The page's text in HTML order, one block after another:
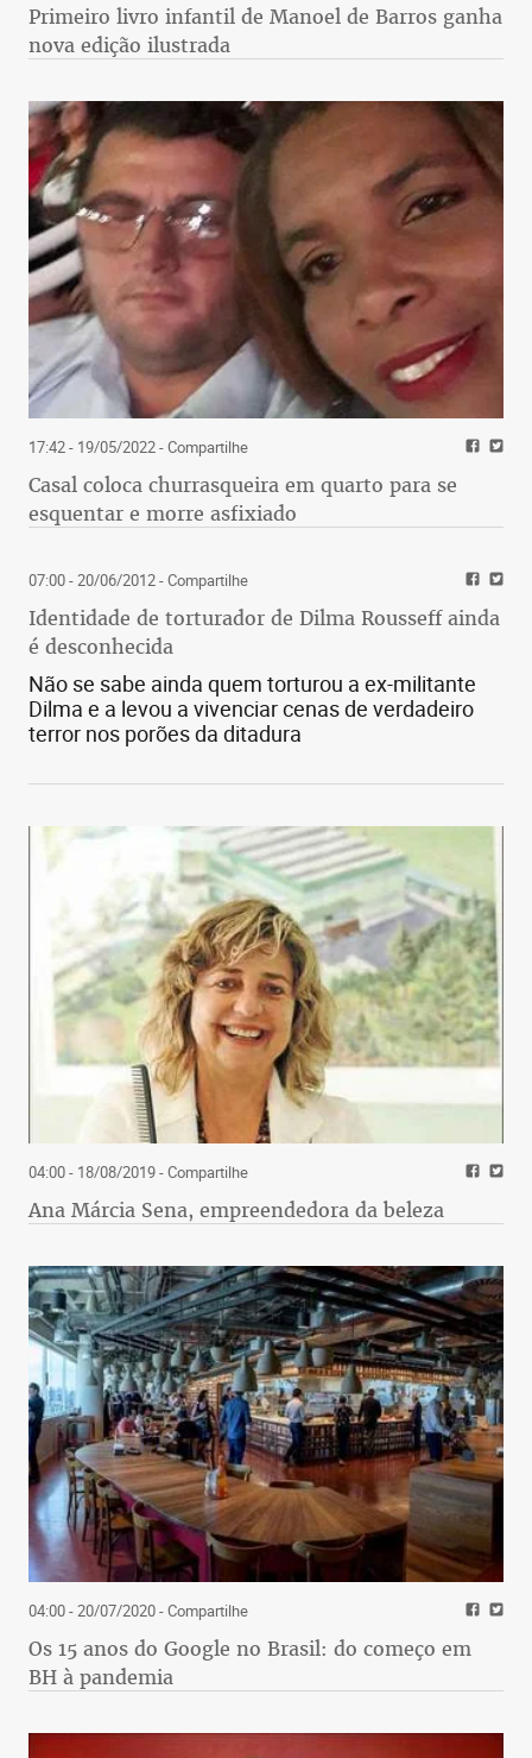
Primeiro livro infantil de Manoel de Barros ganha
nova edição ilustrada
17:42 - 19/05/2022- Compartilhe
Casal coloca churrasqueira em quarto para se
esquentar e morre asfixiado
07:00 - 20/06/2012- Compartilhe
Identidade de torturador de Dilma Rousseff ainda
é desconhecida
Não se sabe ainda quem torturou a ex-militante
Dilma e a levou a vivenciar cenas de verdadeiro
terror nos porões da ditadura
04:00 - 18/08/2019- Compartilhe
Ana Márcia Sena, empreendedora da beleza
04:00 - 20/07/2020- Compartilhe
Os 15 anos do Google no Brasil: do começo em
BH à pandemia